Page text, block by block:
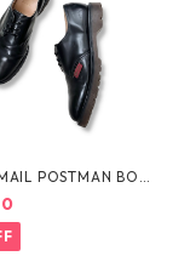
POSTMAN BOO